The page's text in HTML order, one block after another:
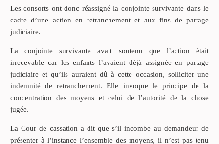
Les consorts ont donc réassigné la conjointe survivante dans le
cadre d’une action en retranchement et aux fins de partage
judiciaire.
La conjointe survivante avait soutenu que l’action était
irrecevable car les enfants l’avaient déjà assignée en partage
judiciaire et qu’ils auraient dû à cette occasion, solliciter une
indemnité de retranchement. Elle invoque le principe de la
concentration des moyens et celui de l’autorité de la chose
jugée.
La Cour de cassation a dit que s’il incombe au demandeur de
présenter à l’instance l’ensemble des moyens, il n’est pas tenu